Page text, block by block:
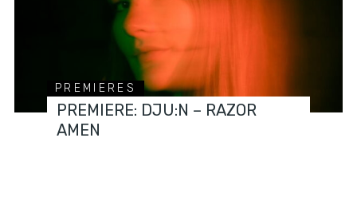
PREMIERES
PREMIERE: DJU:N – RAZOR
AMEN